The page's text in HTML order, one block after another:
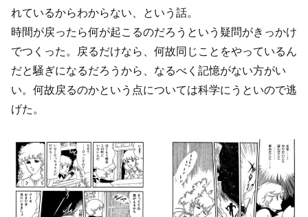
れているからわからない、という話。
時間が戻ったら何が起こるのだろうという疑問がきっかけ
でつくった。戻るだけなら、何故同じことをやっているん
だと騒ぎになるだろうから、なるべく記憶がない方がい
い。何故戻るのかという点については科学にうといので逃
げた。